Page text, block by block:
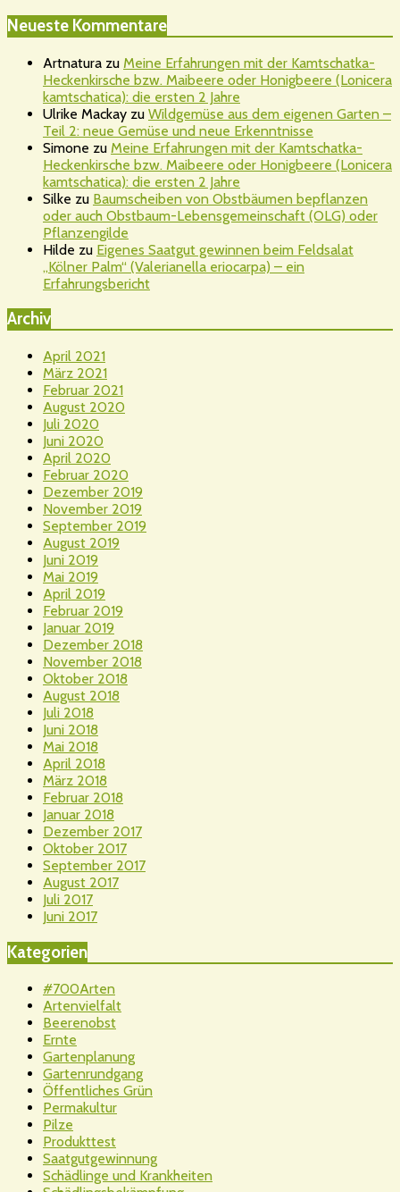
Neueste Kommentare
Artnatura zu Meine Erfahrungen mit der Kamtschatka-
Heckenkirsche bzw. Maibeere oder Honigbeere (Lonicera
kamtschatica): die ersten 2 Jahre
Ulrike Mackay zu Wildgemüse aus dem eigenen Garten –
Teil 2: neue Gemüse und neue Erkenntnisse
Simone zu Meine Erfahrungen mit der Kamtschatka-
Heckenkirsche bzw. Maibeere oder Honigbeere (Lonicera
kamtschatica): die ersten 2 Jahre
Silke zu Baumscheiben von Obstbäumen bepflanzen
oder auch Obstbaum-Lebensgemeinschaft (OLG) oder
Pflanzengilde
Hilde zu Eigenes Saatgut gewinnen beim Feldsalat
„Kölner Palm“ (Valerianella eriocarpa) – ein
Erfahrungsbericht
Archiv
April 2021
März 2021
Februar 2021
August 2020
Juli 2020
Juni 2020
April 2020
Februar 2020
Dezember 2019
November 2019
September 2019
August 2019
Juni 2019
Mai 2019
April 2019
Februar 2019
Januar 2019
Dezember 2018
November 2018
Oktober 2018
August 2018
Juli 2018
Juni 2018
Mai 2018
April 2018
März 2018
Februar 2018
Januar 2018
Dezember 2017
Oktober 2017
September 2017
August 2017
Juli 2017
Juni 2017
Kategorien
#700Arten
Artenvielfalt
Beerenobst
Ernte
Gartenplanung
Gartenrundgang
Öffentliches Grün
Permakultur
Pilze
Produkttest
Saatgutgewinnung
Schädlinge und Krankheiten